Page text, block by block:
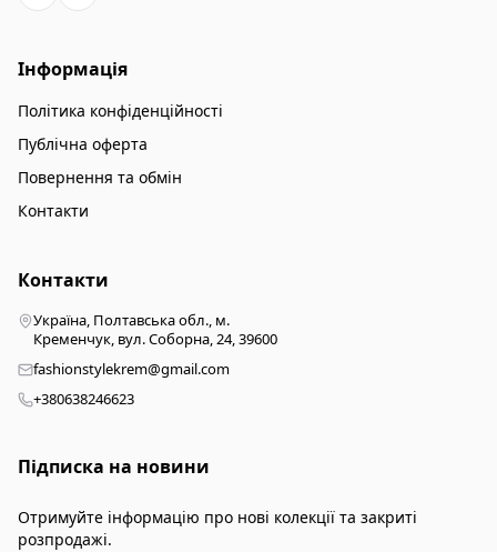
Інформація
Політика конфіденційності
Публічна оферта
Повернення та обмін
Контакти
Контакти
Україна, Полтавська обл., м.
Кременчук, вул. Соборна, 24, 39600
fashionstylekrem@gmail.com
+380638246623
Підписка на новини
Отримуйте інформацію про нові колекції та закриті
розпродажі.